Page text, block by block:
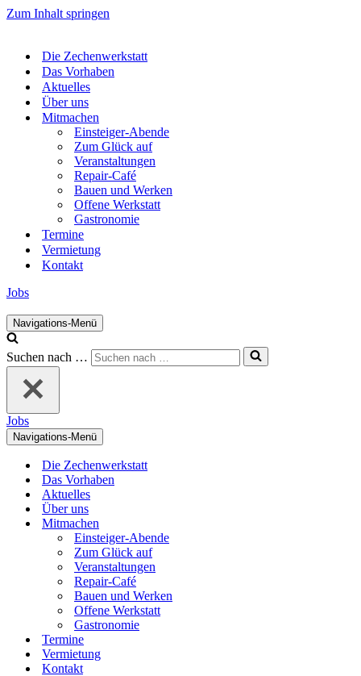
Zum Inhalt springen
Die Zechenwerkstatt
Das Vorhaben
Aktuelles
Über uns
Mitmachen
Einsteiger-Abende
Zum Glück auf
Veranstaltungen
Repair-Café
Bauen und Werken
Offene Werkstatt
Gastronomie
Termine
Vermietung
Kontakt
Jobs
Navigations-Menü
Suchen nach …
Jobs
Navigations-Menü
Die Zechenwerkstatt
Das Vorhaben
Aktuelles
Über uns
Mitmachen
Einsteiger-Abende
Zum Glück auf
Veranstaltungen
Repair-Café
Bauen und Werken
Offene Werkstatt
Gastronomie
Termine
Vermietung
Kontakt